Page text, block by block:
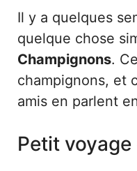
Il y a quelques
quelque chose
Champignons.
champignons, et
amis en parlent
Petit